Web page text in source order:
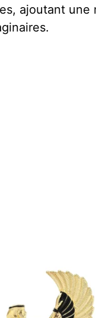
ajoutant une